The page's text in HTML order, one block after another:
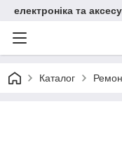
електроніка та
Каталог